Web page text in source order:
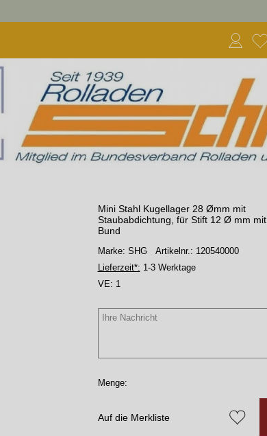
Mini Stahl Kugellager 28 Ømm mit
Staubabdichtung, für Stift 12 Ø mm mit
Bund
Marke: SHG Artikelnr.: 120540000
Lieferzeit*: 1-3 Werktage
VE: 1
Menge:
Auf die Merkliste